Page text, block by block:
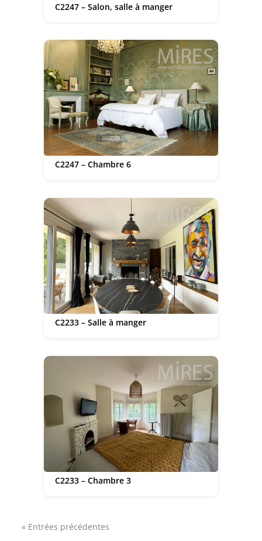
C2247 – Salon, salle à manger
C2247 – Chambre 6
C2233 – Salle à manger
C2233 – Chambre 3
« Entrées précédentes